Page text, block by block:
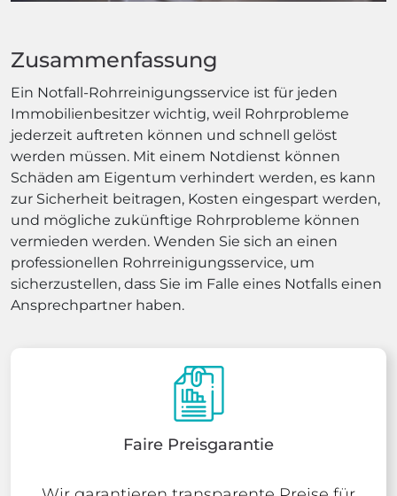
Zusammenfassung
Ein Notfall-Rohrreinigungsservice ist für jeden
Immobilienbesitzer wichtig, weil Rohrprobleme
jederzeit auftreten können und schnell gelöst
werden müssen. Mit einem Notdienst können
Schäden am Eigentum verhindert werden, es kann
zur Sicherheit beitragen, Kosten eingespart werden,
und mögliche zukünftige Rohrprobleme können
vermieden werden. Wenden Sie sich an einen
professionellen Rohrreinigungsservice, um
sicherzustellen, dass Sie im Falle eines Notfalls einen
Ansprechpartner haben.
Faire Preisgarantie